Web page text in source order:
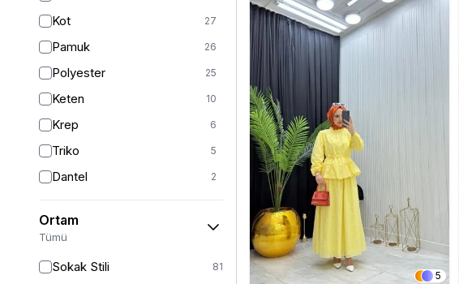
Kot 27
Pamuk 26
Polyester 25
Keten 10
Krep 6
Triko 5
Dantel 2
Viskon 2
Kürk 1
Ortam
Tümü
Sokak Stili 81
5